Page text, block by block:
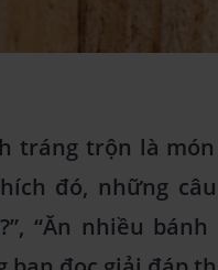
tráng trộn là
đó, những
“Ăn nhiều